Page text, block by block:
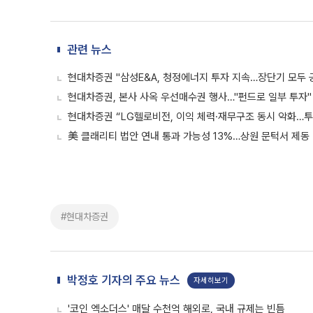
관련 뉴스
현대차증권 "삼성E&A, 청정에너지 투자 지속…장단기 모두
현대차증권, 본사 사옥 우선매수권 행사…"펀드로 일부 투자"
현대차증권 “LG헬로비전, 이익 체력·재무구조 동시 악화…
美 클래리티 법안 연내 통과 가능성 13%…상원 문턱서 제동
#현대차증권
박정호 기자의 주요 뉴스 자세히보기
'코인 엑소더스' 매달 수천억 해외로, 국내 규제는 빈틈